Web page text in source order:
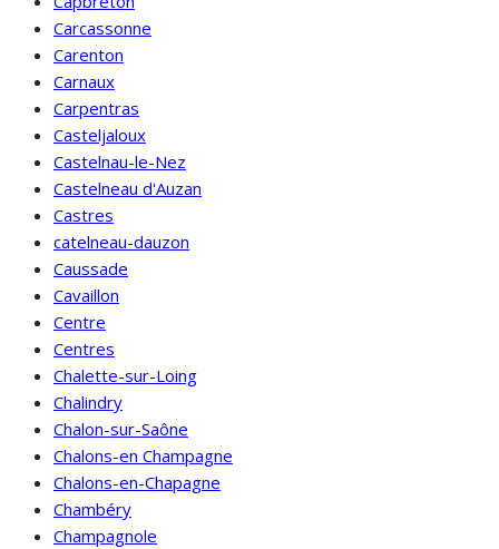
Carcassonne
Carenton
Carnaux
Carpentras
Casteljaloux
Castelnau-le-Nez
Castelneau d'Auzan
Castres
catelneau-dauzon
Caussade
Cavaillon
Centre
Centres
Chalette-sur-Loing
Chalindry
Chalon-sur-Saône
Chalons-en Champagne
Chalons-en-Chapagne
Chambéry
Champagnole